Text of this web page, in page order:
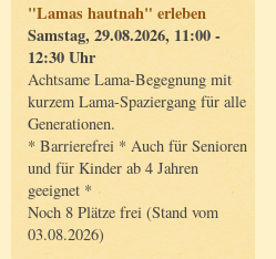
"Lamas hautnah" erleben
Samstag, 29.08.2026, 11:00 -
12:30 Uhr
Achtsame Lama-Begegnung mit
kurzem Lama-Spaziergang für alle
Generationen.
* Barrierefrei * Auch für Senioren
und für Kinder ab 4 Jahren
geeignet *
Noch 8 Plätze frei (Stand vom
03.08.2026)